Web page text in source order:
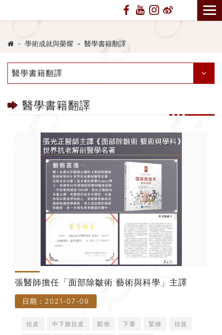
學術成就與榮耀 醫學書籍翻譯
醫學書籍翻譯
醫學書籍翻譯
張醫師擔任「面部除皺術 藝術與科學」主譯
日期：2021-07-09
拉皮 中下臉拉皮 鬆弛 下垂 緊緻 拉提